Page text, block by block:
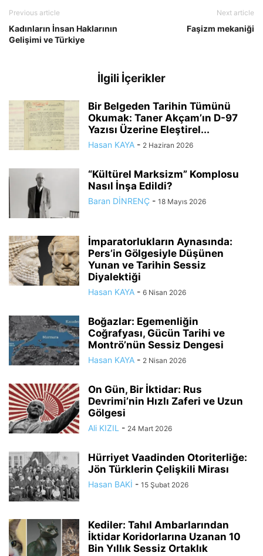
Previous article
Kadınların İnsan Haklarının
Gelişimi ve Türkiye
Next article
Faşizm mekaniği
İlgili İçerikler
Bir Belgeden Tarihin Tümünü
Okumak: Taner Akçam’ın D-97
Yazısı Üzerine Eleştirel...
Hasan KAYA - 2 Haziran 2026
“Kültürel Marksizm” Komplosu
Nasıl İnşa Edildi?
Baran DİNRENÇ - 18 Mayıs 2026
İmparatorlukların Aynasında:
Pers’in Gölgesiyle Düşünen
Yunan ve Tarihin Sessiz
Diyalektiği
Hasan KAYA - 6 Nisan 2026
Boğazlar: Egemenliğin
Coğrafyası, Gücün Tarihi ve
Montrö’nün Sessiz Dengesi
Hasan KAYA - 2 Nisan 2026
On Gün, Bir İktidar: Rus
Devrimi’nin Hızlı Zaferi ve Uzun
Gölgesi
Ali KIZIL - 24 Mart 2026
Hürriyet Vaadinden Otoriterliğe:
Jön Türklerin Çelişkili Mirası
Hasan BAKİ - 15 Şubat 2026
Kediler: Tahıl Ambarlarından
İktidar Koridorlarına Uzanan 10
Bin Yıllık Sessiz Ortaklık